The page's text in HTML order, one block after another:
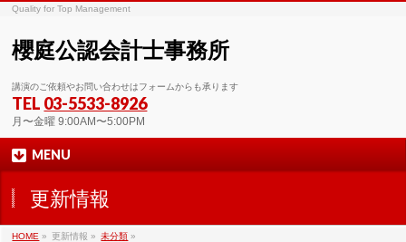
Quality for Top Management
櫻庭公認会計士事務所
講演のご依頼やお問い合わせはフォームからも承ります
TEL 03-5533-8926
月〜金曜 9:00AM〜5:00PM
MENU
更新情報
HOME » 更新情報 » 未分類 »